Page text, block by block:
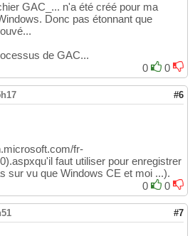
GAC_... n'a été créé pour ma
Donc pas étonnant que
de GAC...
0
0
#6
fr-
faut utiliser pour enregistrer
sur vu que Windows CE et moi ...).
0
0
#7